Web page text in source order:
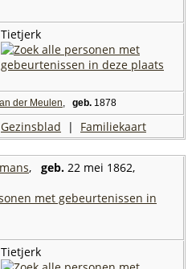
Tietjerk
der Meulen, geb. 1878
Gezinsblad | Familiekaart
, geb. 22 mei 1862,
Tietjerk